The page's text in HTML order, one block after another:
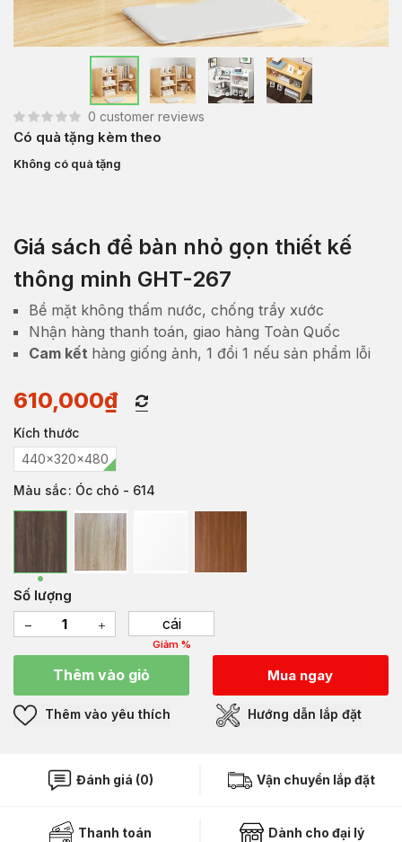
0 customer reviews
Có quà tặng kèm theo
Không có quà tặng
Giá sách để bàn nhỏ gọn thiết kế
thông minh GHT-267
Bề mặt không thấm nước, chống trầy xước
Nhận hàng thanh toán, giao hàng Toàn Quốc
Cam kết hàng giống ảnh, 1 đổi 1 nếu sản phẩm lỗi
610,000₫
Kích thước
440x320x480
Màu sắc: Óc chó - 614
Số lượng
cái
Giảm %
Thêm vào giỏ Mua ngay
Thêm vào yêu thích Hướng dẫn lắp đặt
Đánh giá (0) Vận chuyển lắp đặt
Thanh toán Dành cho đại lý